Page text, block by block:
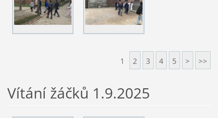
1 2 3 4 5 > >>
Vítání žáčků 1.9.2025